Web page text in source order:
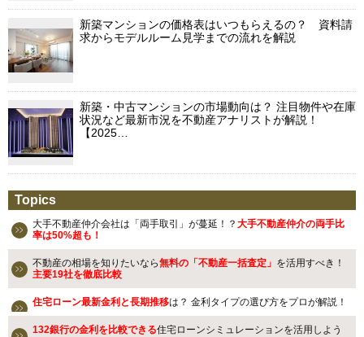
新築マンションの価格表はいつもらえるの？ 資料請
求からモデルルーム見学までの流れを解説
新築・中古マンションの市場動向は？ 注目物件や在庫
状況など最新市況を不動産アナリストが解説！
【2025…
Topics
大手不動産仲介会社は「両手取引」が蔓延！？ 大手不動産仲介の両手比
率は50%超も！
不動産の相場を知りたいなら無料の「不動産一括査定」 を活用すべき！
主要19社を徹底比較
住宅ローン最新金利と長期推移は？ 金利タイプの選び方をプロが解説！
132銀行の金利を比較できる住宅ローンシミュレーションを活用しよう